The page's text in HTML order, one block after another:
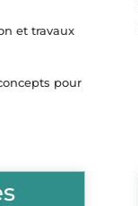
et travaux
pour